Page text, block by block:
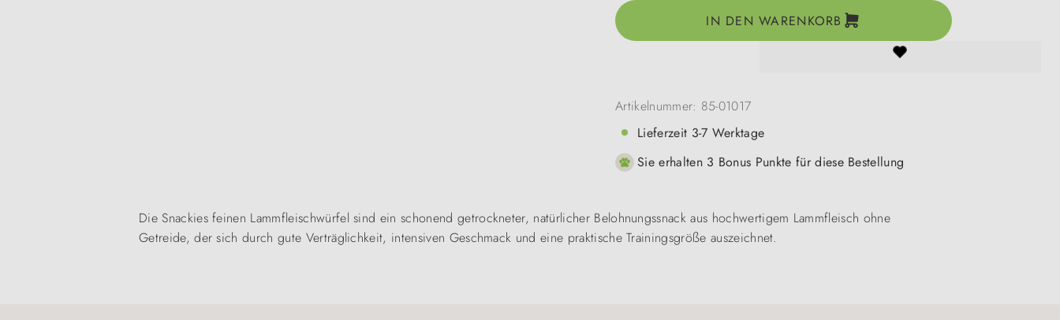
IN DEN WARENKORB
Artikelnummer: 85-01017
Lieferzeit 3-7 Werktage
Sie erhalten 3 Bonus Punkte für diese Bestellung
Die Snackies feinen Lammfleischwürfel sind ein schonend getrockneter, natürlicher Belohnungssnack aus hochwertigem Lammfleisch ohne
Getreide, der sich durch gute Verträglichkeit, intensiven Geschmack und eine praktische Trainingsgröße auszeichnet.